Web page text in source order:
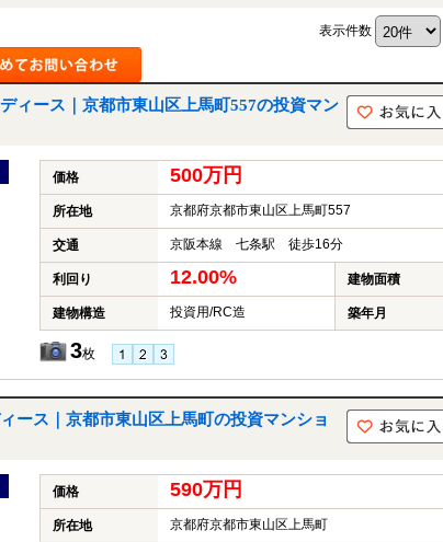
表示件数
ィース｜京都市東山区上馬町557の投資マン
価格 500万円
所在地 京都府京都市東山区上馬町557
交通 京阪本線 七条駅 徒歩16分
利回り 12.00% 建物面積
建物構造 投資用/RC造 築年月
3枚
ース｜京都市東山区上馬町の投資マンショ
価格 590万円
所在地 京都府京都市東山区上馬町